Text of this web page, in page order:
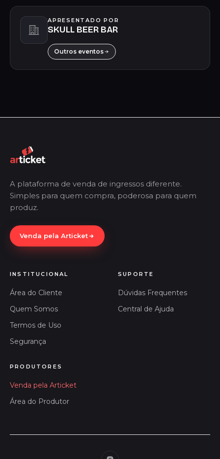
APRESENTADO POR
SKULL BEER BAR
Outros eventos
A plataforma de venda de ingressos diferente.
Simples para quem compra, poderosa para quem
produz.
Venda pela Articket
INSTITUCIONAL
Área do Cliente
Quem Somos
Termos de Uso
Segurança
SUPORTE
Dúvidas Frequentes
Central de Ajuda
PRODUTORES
Venda pela Articket
Área do Produtor